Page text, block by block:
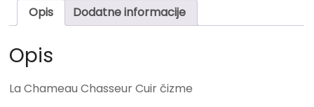
Opis Dodatne informacije
Opis
La Chameau Chasseur Cuir čizme